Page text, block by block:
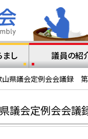
し 議員の紹
県議会定例会会議録
議会定例会会